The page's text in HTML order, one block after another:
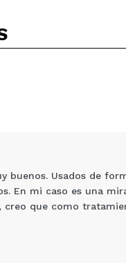
buenos. Usados de
En mi caso es una
creo que como